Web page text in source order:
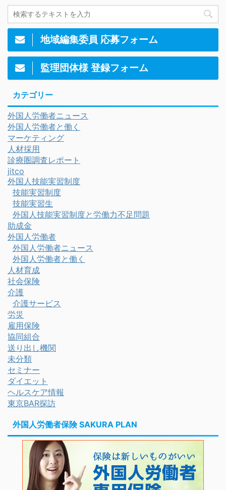
地域編集委員 応募フォーム
監理団体様 登録フォーム
カテゴリー
外国人労働者ニュース
外国人労働者と働く
マーケティング
人材採用
診療圏調査レポート
jitco
外国人技能実習制度
技能実習制度
技能実習生
外国人技能実習制度と労働力不足問題
助成金
外国人労働者
外国人労働者ニュース
外国人労働者と働く
人材育成
社会保険
介護
介護サービス
労災
雇用保険
協同組合
送り出し機関
未分類
セミナー
ダイエット
ヘルスケア情報
東京BAR探訪
外国人労働者保険 SAKURA PLAN